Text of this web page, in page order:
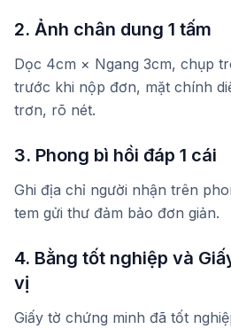
2. Ảnh chân dung 1 tấm
Dọc 4cm × Ngang 3cm, chụp
trước khi nộp đơn, mặt chính
trơn, rõ nét.
3. Phong bì hồi đáp 1 cái
Ghi địa chỉ người nhận trên
tem gửi thư đảm bảo đơn giản.
4. Bằng tốt nghiệp và
vị
Giấy tờ chứng minh đã tốt